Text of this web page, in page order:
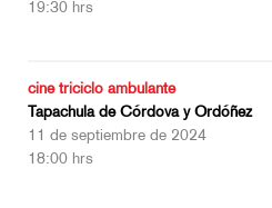
19:30 hrs
cine triciclo ambulante
Tapachula de Córdova y Ordóñez
11 de septiembre de 2024
18:00 hrs